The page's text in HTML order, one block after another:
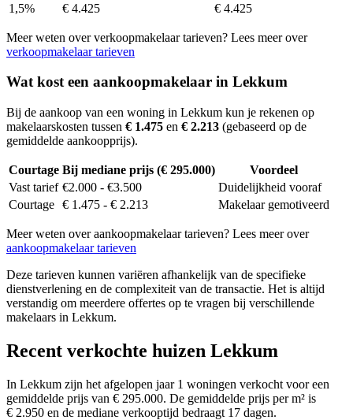
1,5%
€ 4.425 € 4.425
Meer weten over verkoopmakelaar tarieven? Lees meer over
verkoopmakelaar tarieven
Wat kost een aankoopmakelaar in Lekkum
Bij de aankoop van een woning in Lekkum kun je rekenen op
makelaarskosten tussen € 1.475 en € 2.213 (gebaseerd op de
gemiddelde aankoopprijs).
Courtage Bij mediane prijs (€ 295.000)
Voordeel
Vast tarief €2.000 - €3.500
Duidelijkheid vooraf
Courtage € 1.475 - € 2.213 Makelaar gemotiveerd
Meer weten over aankoopmakelaar tarieven? Lees meer over
aankoopmakelaar tarieven
Deze tarieven kunnen variëren afhankelijk van de specifieke
dienstverlening en de complexiteit van de transactie. Het is altijd
verstandig om meerdere offertes op te vragen bij verschillende
makelaars in Lekkum.
Recent verkochte huizen Lekkum
In Lekkum zijn het afgelopen jaar 1 woningen verkocht voor een
gemiddelde prijs van € 295.000. De gemiddelde prijs per m² is
€ 2.950 en de mediane verkooptijd bedraagt 17 dagen.